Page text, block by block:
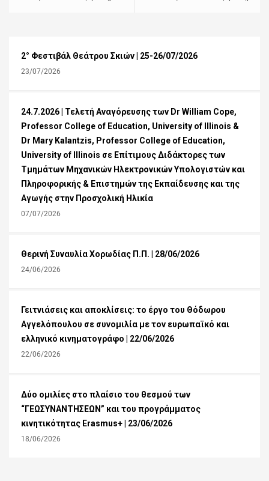
2° Φεστιβάλ Θεάτρου Σκιών | 25-26/07/2026
23/07/2026
24.7.2026 | Τελετή Αναγόρευσης των Dr William Cope,
Professor College of Education, University of Illinois &
Dr Mary Kalantzis, Professor College of Education,
University of Illinois σε Επίτιμους Διδάκτορες των
Τμημάτων Μηχανικών Ηλεκτρονικών Υπολογιστών και
Πληροφορικής & Επιστημών της Εκπαίδευσης και της
Αγωγής στην Προσχολική Ηλικία
07/07/2026
Θερινή Συναυλία Χορωδίας Π.Π. | 28/06/2026
24/06/2026
Γειτνιάσεις και αποκλίσεις: το έργο του Θόδωρου
Αγγελόπουλου σε συνομιλία με τον ευρωπαϊκό και
ελληνικό κινηματογράφο | 22/06/2026
22/06/2026
Δύο ομιλίες στο πλαίσιο του θεσμού των
“ΓΕΩΣΥΝΑΝΤΗΣΕΩΝ” και του προγράμματος
κινητικότητας Erasmus+ | 23/06/2026
18/06/2026